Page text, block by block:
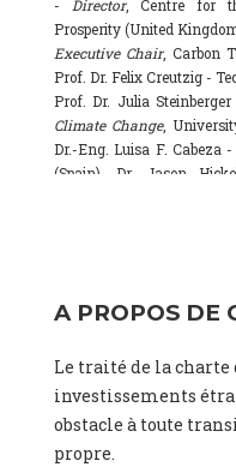
- Director, Centre for
Prosperity (United
Executive Chair, Carbon
Prof. Dr. Felix Creutzig -
Prof. Dr. Julia
Climate Change,
Dr.-Eng. Luisa F. Cabeza -
(Spain), Dr. Jason
University of London
National Research Council
(Netherlands), Mr. Hans-
Group (Germany), Ms.
Ashden Awards, a
www.ashden.org
Canada Research
A PROPOS DE
Le traité de la charte
investissements
obstacle à toute
propre.